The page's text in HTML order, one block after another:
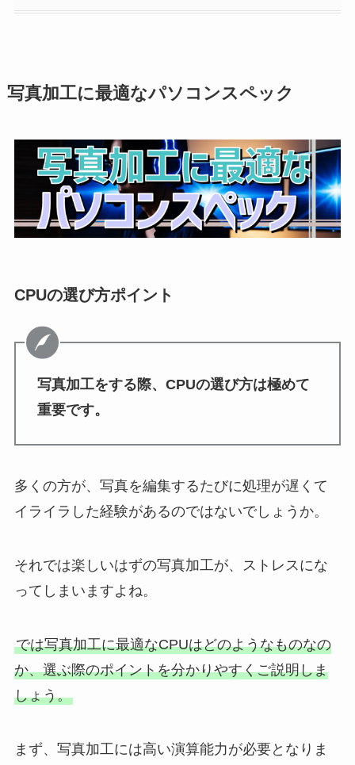
写真加工に最適なパソコンスペック
CPUの選び方ポイント
写真加工をする際、CPUの選び方は極めて
重要です。
多くの方が、写真を編集するたびに処理が遅くて
イライラした経験があるのではないでしょうか。
それでは楽しいはずの写真加工が、ストレスにな
ってしまいますよね。
では写真加工に最適なCPUはどのようなものなの
か、選ぶ際のポイントを分かりやすくご説明しま
しょう。
まず、写真加工には高い演算能力が必要となりま